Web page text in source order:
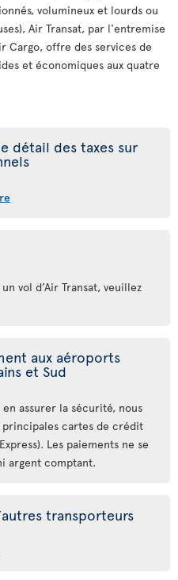
volumineux et lourds ou
Air Transat, par l'entremise
Cargo, offre des services de
et économiques aux quatre
détail des taxes sur
vol d’Air Transat, veuillez
aux aéroports
et Sud
assurer la sécurité, nous
principales cartes de crédit
Les paiements ne se
argent comptant.
transporteurs